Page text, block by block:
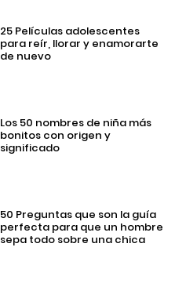
25 Películas adolescentes
para reír, llorar y enamorarte
de nuevo
Los 50 nombres de niña más
bonitos con origen y
significado
50 Preguntas que son la guía
perfecta para que un hombre
sepa todo sobre una chica